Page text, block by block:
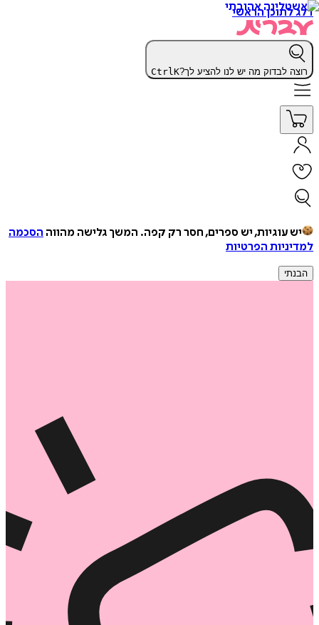
דלג לתוכן הראשי
רוצה לבדוק מה יש לנו להציע לך? CtrlK
יש עוגיות, יש ספרים, חסר רק קפה. המשך גלישה מהווה הסכמה
למדיניות הפרטיות
הבנתי